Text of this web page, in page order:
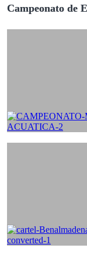
Campeonato de